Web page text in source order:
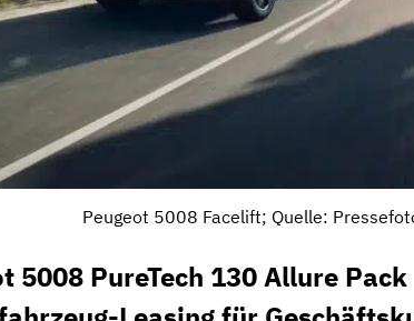
Peugeot 5008 Facelift; Quelle:
5008 PureTech 130 Allure Pack